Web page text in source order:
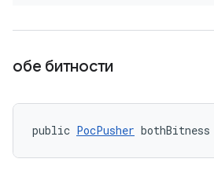
обе битности
public PocPusher